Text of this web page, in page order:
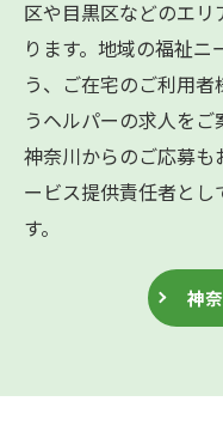
区や目黒区などのエ
ります。地域の福祉
う、ご在宅のご利用
うヘルパーの求人を
神奈川からのご応募も
ービス提供責任者と
す。
神